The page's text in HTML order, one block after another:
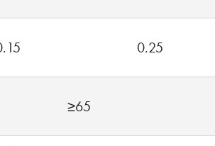
0.25
≥65